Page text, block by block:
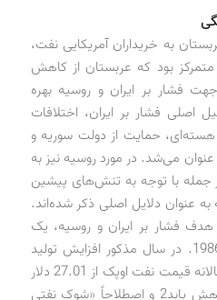
به خریداران آمریکایی نفت،
بود که عربستان از کاهش
فشار بر ایران و روسیه بهره
اصلی فشار بر ایران، اختلافات
حمایت از دولت سوریه و
می‌شد. در مورد روسیه نیز به
جمله با توجه به تنش‌های پیشین
به عنوان دلایل اصلی ذکر شده‌اند.
فشار بر ایران و روسیه، یک
شاهد تاریخی نیز دارد: سال 1986. در سال مذکور افزایش تولید
عربستان، باعث شد متوسط سالانه قیمت نفت اوپک از 27.01 دلار
در هر بشکه به 13.53 دلار کاهش یابد2 و اصطلاحاً «شوک نفتی